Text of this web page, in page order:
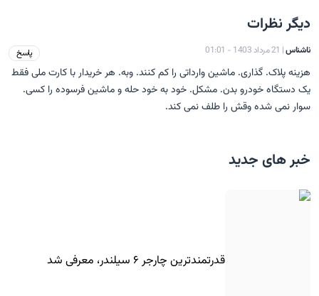
دیگر نظرات
ناشناس| 21 مرداد 1403 - 01:01
هزینه پلاک. گذاری. ماشین وارداتی را کم کنند. وبه. هر خریدار با کارت ملی فقط
یک دستگاه خودرو بدن. مشکل. خود به خود حله و ماشین فرسوده را کسی.
سوار نمی شده وقش را طلف نمی کند.
پاسخ
خبر های جدید
قدرتمندترین چارجر ۶ سیلندر، معرفی شد